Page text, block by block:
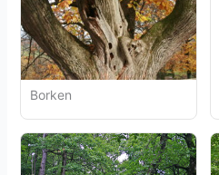
Borken